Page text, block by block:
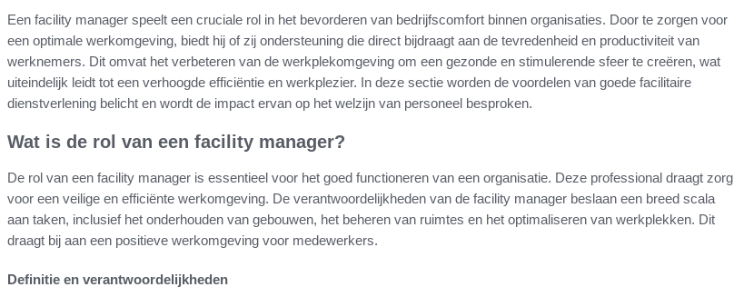
Een facility manager speelt een cruciale rol in het bevorderen van bedrijfscomfort binnen organisaties. Door te zorgen voor
een optimale werkomgeving, biedt hij of zij ondersteuning die direct bijdraagt aan de tevredenheid en productiviteit van
werknemers. Dit omvat het verbeteren van de werkplekomgeving om een gezonde en stimulerende sfeer te creëren, wat
uiteindelijk leidt tot een verhoogde efficiëntie en werkplezier. In deze sectie worden de voordelen van goede facilitaire
dienstverlening belicht en wordt de impact ervan op het welzijn van personeel besproken.
Wat is de rol van een facility manager?
De rol van een facility manager is essentieel voor het goed functioneren van een organisatie. Deze professional draagt zorg
voor een veilige en efficiënte werkomgeving. De verantwoordelijkheden van de facility manager beslaan een breed scala
aan taken, inclusief het onderhouden van gebouwen, het beheren van ruimtes en het optimaliseren van werkplekken. Dit
draagt bij aan een positieve werkomgeving voor medewerkers.
Definitie en verantwoordelijkheden